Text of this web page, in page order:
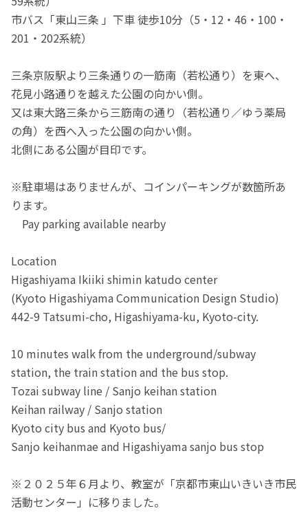
市バス「東山三条 」下車 徒歩10分（5・12・46・100・
201・202系統）
三条京阪駅より三条通りの一筋南（若松通り）を東へ、
花見小路通りを越えた公園の向かい側。
又は東大路三条から三筋南の通り（若松通り／ゆう薬局
の角）を西へ入った公園の向かい側。
北側にある公園が目印です。
※駐車場はありませんが、コインパーキングが数箇所あ
ります。
Pay parking available nearby
Location
Higashiyama Ikiiki shimin katudo center
(Kyoto Higashiyama Communication Design Studio)
442-9 Tatsumi-cho, Higashiyama-ku, Kyoto-city.
10 minutes walk from the underground/subway
station, the train station and the bus stop.
Tozai subway line / Sanjo keihan station
Keihan railway / Sanjo station
Kyoto city bus and Kyoto bus/
Sanjo keihanmae and Higashiyama sanjo bus stop
※２０２５年６月より、教室が「京都市東山いきいき市民
活動センター」に移りました。